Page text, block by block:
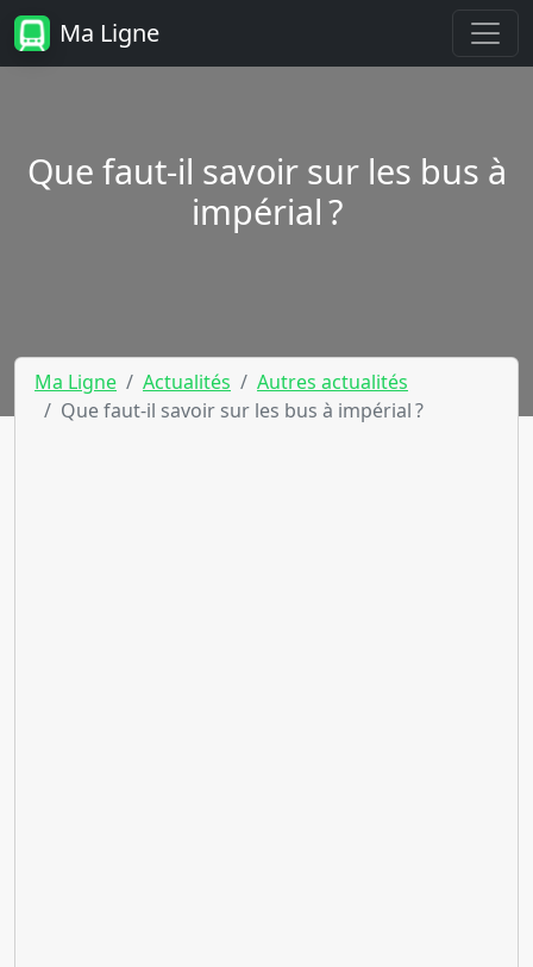
Ma Ligne
Que faut-il savoir sur les bus à
impérial ?
Ma Ligne Actualités
Autres actualités
Que faut-il savoir sur les bus à impérial ?